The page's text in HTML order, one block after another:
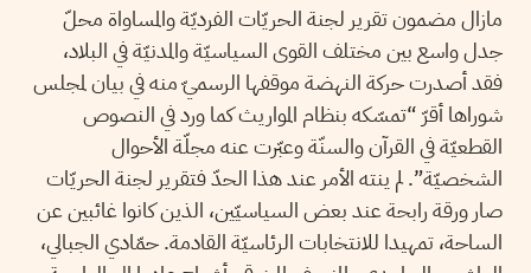
مازال مضمون تقرير لجنة الحريّات الفرديّة والمساواة محلّ
جدل واسع بين مختلف القوى السياسيّة والمدنيّة في البلاد،
فقد أصدرت حركة النهضة موقفها الرسميّ منه في بيان لمجلس
شوراها أقرّ “تمسّكه بنظام المواريث كما ورد في النصوص
القطعيّة في القرآن والسنّة وعبّرت عنه مجلّة الأحوال
الشخصيّة”. لم ينته الأمر عند هذا الحدّ فتقرير لجنة الحريّات
صار ورقة رابحة عند بعض السياسيّين، الذين كانوا غائبين عن
الساحة، تمهيدا للانتخابات الرئاسيّة القادمة. حمّادي الجبالي،